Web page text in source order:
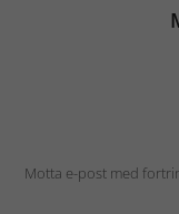
Motta e-post med